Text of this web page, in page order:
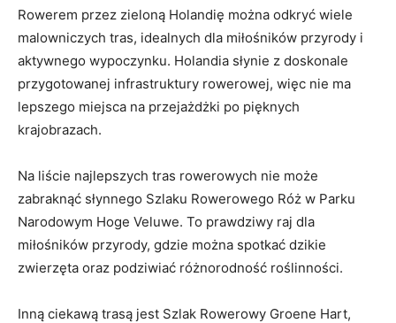
Rowerem ‌przez ⁣zieloną Holandię ⁢można‍ odkryć wiele ​
malowniczych tras, idealnych dla miłośników przyrody i
aktywnego ⁢wypoczynku. Holandia ⁢słynie z doskonale
przygotowanej infrastruktury rowerowej, więc ​nie⁢ ma
lepszego miejsca na przejażdżki po​ pięknych
krajobrazach.
Na liście‍ najlepszych tras rowerowych nie ⁣może ​
zabraknąć słynnego Szlaku Rowerowego Róż w Parku ​
Narodowym Hoge Veluwe. To prawdziwy raj dla
miłośników przyrody, gdzie ⁢można spotkać dzikie
zwierzęta⁣ oraz podziwiać różnorodność roślinności.
Inną ciekawą ⁤trasą jest ‍Szlak Rowerowy ‍Groene Hart,